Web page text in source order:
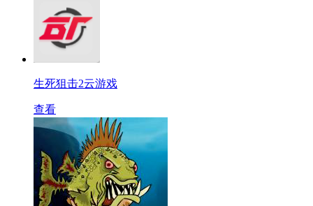
生死狙击2云游戏
查看